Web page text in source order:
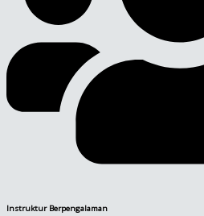
Instruktur Berpengalaman